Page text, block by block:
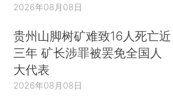
2026年08月08日
贵州山脚树矿难致16人死亡近
三年 矿长涉罪被罢免全国人
大代表
2026年08月08日